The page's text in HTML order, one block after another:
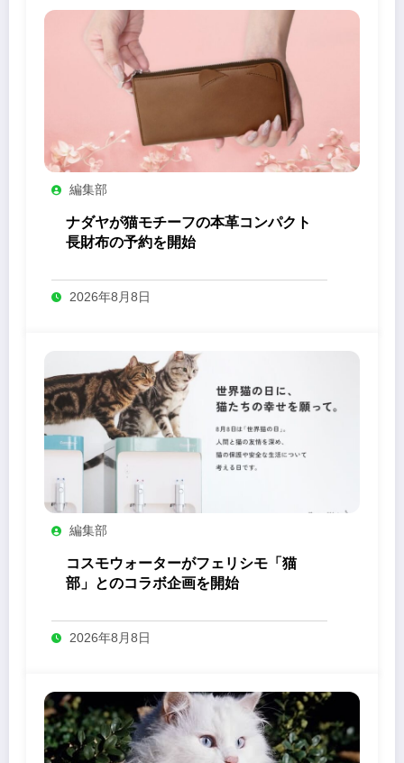
編集部
ナダヤが猫モチーフの本革コンパクト
長財布の予約を開始
2026年8月8日
編集部
コスモウォーターがフェリシモ「猫
部」とのコラボ企画を開始
2026年8月8日